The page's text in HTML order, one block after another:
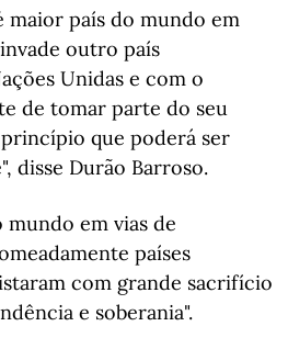
maior país do mundo em
outro país
Unidas e com o
de tomar parte do seu
que poderá ser
disse Durão Barroso.
em vias de
países
com grande sacrifício
e soberania".